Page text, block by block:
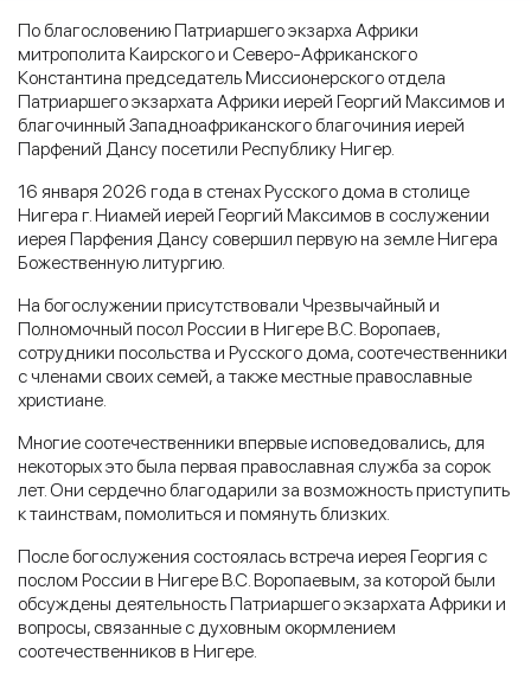
По благословению Патриаршего экзарха Африки
митрополита Каирского и Северо-Африканского
Константина председатель Миссионерского отдела
Патриаршего экзархата Африки иерей Георгий Максимов и
благочинный Западноафриканского благочиния иерей
Парфений Дансу посетили Республику Нигер.
16 января 2026 года в стенах Русского дома в столице
Нигера г. Ниамей иерей Георгий Максимов в сослужении
иерея Парфения Дансу совершил первую на земле Нигера
Божественную литургию.
На богослужении присутствовали Чрезвычайный и
Полномочный посол России в Нигере В.С. Воропаев,
сотрудники посольства и Русского дома, соотечественники
с членами своих семей, а также местные православные
христиане.
Многие соотечественники впервые исповедовались, для
некоторых это была первая православная служба за сорок
лет. Они сердечно благодарили за возможность приступить
к таинствам, помолиться и помянуть близких.
После богослужения состоялась встреча иерея Георгия с
послом России в Нигере В.С. Воропаевым, за которой были
обсуждены деятельность Патриаршего экзархата Африки и
вопросы, связанные с духовным окормлением
соотечественников в Нигере.